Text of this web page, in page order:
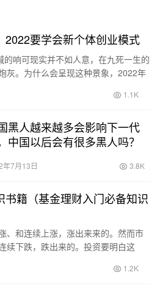
2022要学会新个体创业模式
的响可现实并不如人意，在九死一生的
灰。为什么会呈现这种景象，2022年
1.1K
黑人越来越多会影响下一代
中国以后会有很多黑人吗？
年7月13日 3.8K
籍（基金理财入门必备知识
、和连续上涨，涨出来来的。然而市
续下跌，跌出来的。投资要明白这
1.2K